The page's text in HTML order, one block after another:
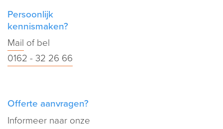
Persoonlijk
kennismaken?
Mail of bel
0162 - 32 26 66
Offerte aanvragen?
Informeer naar onze